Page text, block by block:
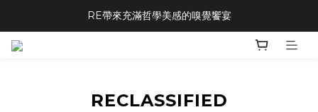
RE帶來充滿哲學美感的嗅覺饗宴
RECLASSIFIED